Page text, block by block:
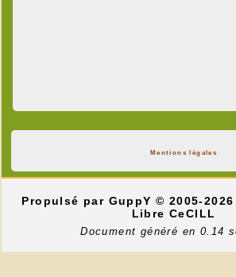
Mentions légales
Propulsé par GuppY© 2005-2026
Libre CeCILL
Document généré en 0.14